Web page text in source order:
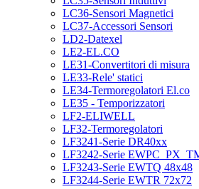
LC36-Sensori Magnetici
LC37-Accessori Sensori
LD2-Datexel
LE2-EL.CO
LE31-Convertitori di misura
LE33-Rele' statici
LE34-Termoregolatori El.co
LE35 - Temporizzatori
LF2-ELIWELL
LF32-Termoregolatori
LF3241-Serie DR40xx
LF3242-Serie
LF3243-Serie EWTQ 48x48
LF3244-Serie EWTR 72x72